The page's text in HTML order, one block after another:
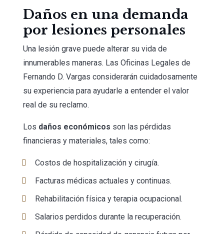
Daños en una demanda
por lesiones personales
Una lesión grave puede alterar su vida de
innumerables maneras. Las Oficinas Legales de
Fernando D. Vargas considerarán cuidadosamente
su experiencia para ayudarle a entender el valor
real de su reclamo.
Los daños económicos son las pérdidas
financieras y materiales, tales como:
Costos de hospitalización y cirugía.
Facturas médicas actuales y continuas.
Rehabilitación física y terapia ocupacional.
Salarios perdidos durante la recuperación.